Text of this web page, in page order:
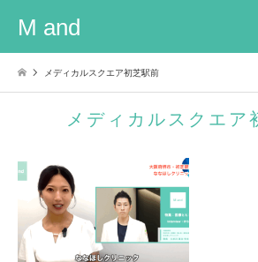
M and
メディカルスクエア初芝駅前
メディカルスクエア